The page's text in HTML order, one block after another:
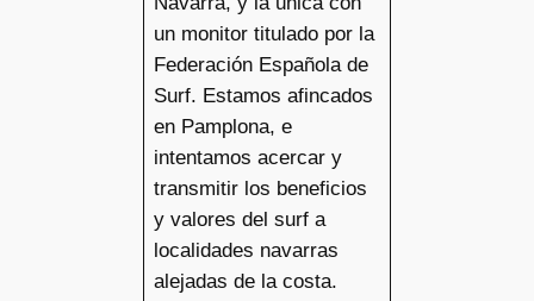
un monitor titulado por la
Federación Española de
Surf. Estamos afincados
en Pamplona, e
intentamos acercar y
transmitir los beneficios
y valores del surf a
localidades navarras
alejadas de la costa.